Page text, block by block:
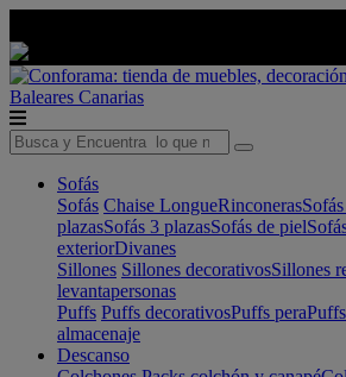
Baleares Canarias
Sofás
Sofás Chaise LongueRinconeras
plazasSofás 3 plazasSofás de piel
exteriorDivanes
Sillones Sillones decorativosSillones
levantapersonas
Puffs Puffs decorativosPuffs pera
almacenaje
Descanso